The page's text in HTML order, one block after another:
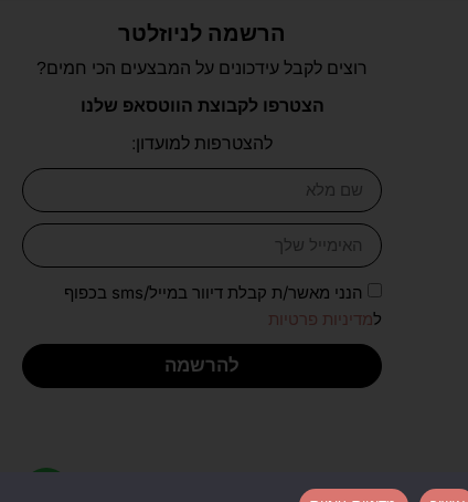
הרשמה לניוזלטר
רוצים לקבל עידכונים על המבצעים הכי חמים?
הצטרפו לקבוצת הווטסאפ שלנו
להצטרפות למועדון:
הנני מאשר/ת קבלת דיוור במייל/sms בכפוף
למדיניות פרטיות
להרשמה